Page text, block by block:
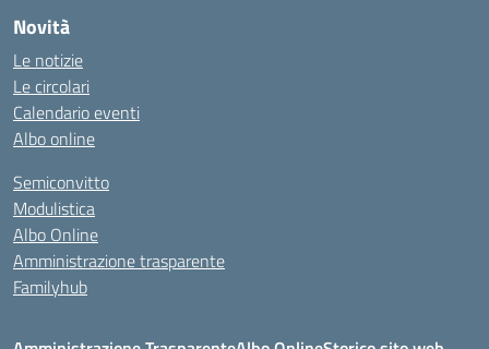
Novità
Le notizie
Le circolari
Calendario eventi
Albo online
Semiconvitto
Modulistica
Albo Online
Amministrazione trasparente
Familyhub